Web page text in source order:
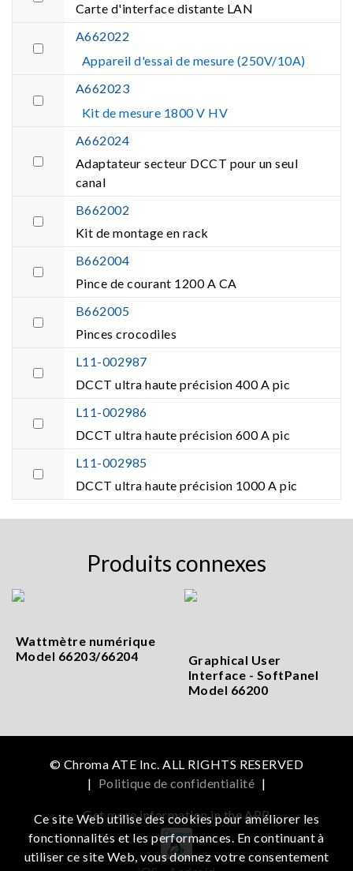
Carte d'interface distante LAN
A662022
Appareil d'essai de mesure (250V/10A)
A662023
Kit de mesure 1800 V HV
A662024
Adaptateur secteur DCCT pour un seul
canal
B662002
Kit de montage en rack
B662004
Pince de courant 1200 A CA
B662005
Pinces crocodiles
L11-002987
DCCT ultra haute précision 400 A pic
L11-002986
DCCT ultra haute précision 600 A pic
L11-002985
DCCT ultra haute précision 1000 A pic
Produits connexes
Wattmètre numérique
Model 66203/66204
Graphical User
Interface - SoftPanel
Model 66200
© Chroma ATE Inc. ALL RIGHTS RESERVED
| Politique de confidentialité |
Get more information in the APP
Ce site Web utilise des cookies pour améliorer les
fonctionnalités et les performances. En continuant à
utiliser ce site Web, vous donnez votre consentement